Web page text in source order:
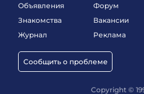
Объявления
Знакомства
Журнал
Сообщить о проблеме
Форум
Вакансии
Реклама
Copyright ©